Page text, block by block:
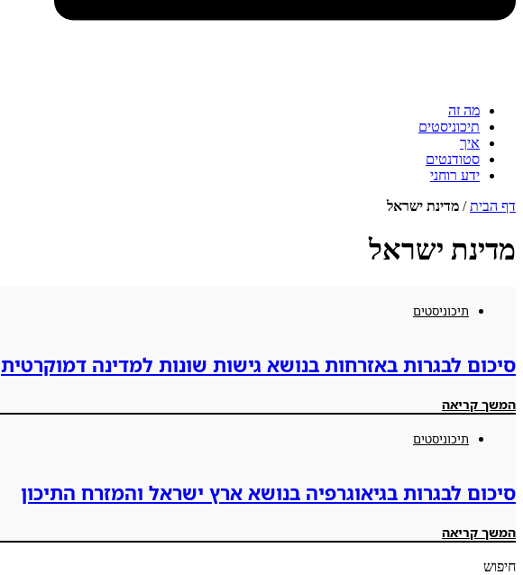
מה זה
תיכוניסטים
איך
סטודנטים
ידע רוחני
דף הבית/ מדינת ישראל
מדינת ישראל
תיכוניסטים
סיכום לבגרות באזרחות בנושא גישות שונות למדינה דמוקרטית
המשך קריאה
תיכוניסטים
סיכום לבגרות בגיאוגרפיה בנושא ארץ ישראל והמזרח התיכון
המשך קריאה
חיפוש